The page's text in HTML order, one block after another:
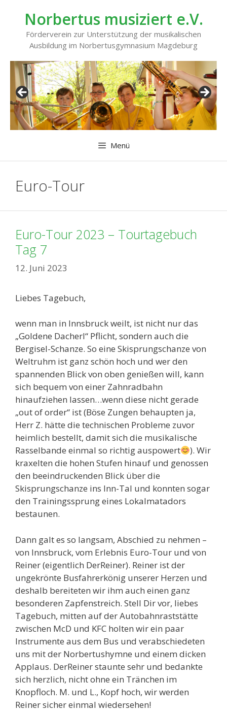
springen
Norbertus musiziert e.V.
Förderverein zur Unterstützung der musikalischen
Ausbildung im Norbertusgymnasium Magdeburg
Menü
Euro-Tour
Euro-Tour 2023 – Tourtagebuch
Tag 7
12. Juni 2023
Liebes Tagebuch,
wenn man in Innsbruck weilt, ist nicht nur das
„Goldene Dacherl“ Pflicht, sondern auch die
Bergisel-Schanze. So eine Skisprungschanze von
Weltruhm ist ganz schön hoch und wer den
spannenden Blick von oben genießen will, kann
sich bequem von einer Zahnradbahn
hinaufziehen lassen…wenn diese nicht gerade
„out of order“ ist (Böse Zungen behaupten ja,
Herr Z. hätte die technischen Probleme zuvor
heimlich bestellt, damit sich die musikalische
Rasselbande einmal so richtig auspowert
). Wir
kraxelten die hohen Stufen hinauf und genossen
den beeindruckenden Blick über die
Skisprungschanze ins Inn-Tal und konnten sogar
den Trainingssprung eines Lokalmatadors
bestaunen.
Dann galt es so langsam, Abschied zu nehmen –
von Innsbruck, vom Erlebnis Euro-Tour und von
Reiner (eigentlich DerReiner). Reiner ist der
ungekrönte Busfahrerkönig unserer Herzen und
deshalb bereiteten wir ihm auch einen ganz
besonderen Zapfenstreich. Stell Dir vor, liebes
Tagebuch, mitten auf der Autobahnraststätte
zwischen McD und KFC holten wir ein paar
Instrumente aus dem Bus und verabschiedeten
uns mit der Norbertushymne und einem dicken
Applaus. DerReiner staunte sehr und bedankte
sich herzlich, nicht ohne ein Tränchen im
Knopfloch. M. und L., Kopf hoch, wir werden
Reiner sicher einmal wiedersehen!